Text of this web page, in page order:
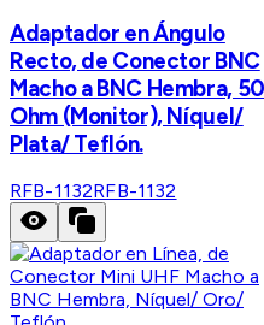
Adaptador en Ángulo
Recto, de Conector BNC
Macho a BNC Hembra, 50
Ohm (Monitor), Níquel/
Plata/ Teflón.
RFB-1132RFB-1132